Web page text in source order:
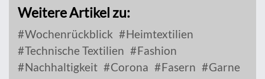
Weitere Artikel zu:
Wochenrückblick
Heimtextilien
Technische Textilien
Fashion
Nachhaltigkeit
Corona Fasern Garne